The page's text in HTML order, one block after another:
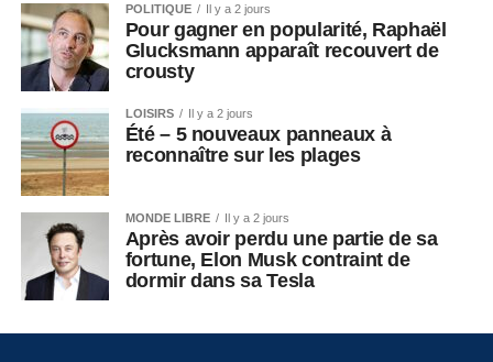
POLITIQUE Il y a 2 jours
Pour gagner en popularité, Raphaël
Glucksmann apparaît recouvert de
crousty
LOISIRS Il y a 2 jours
Été – 5 nouveaux panneaux à
reconnaître sur les plages
MONDE LIBRE Il y a 2 jours
Après avoir perdu une partie de sa
fortune, Elon Musk contraint de
dormir dans sa Tesla